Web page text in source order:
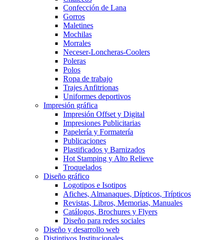
Confección de Lana
Gorros
Maletines
Mochilas
Morrales
Neceser-Loncheras-Coolers
Poleras
Polos
Ropa de trabajo
Trajes Anfitrionas
Uniformes deportivos
Impresión gráfica
Impresión Offset y Digital
Impresiones Publicitarias
Papelería y Formatería
Publicaciones
Plastificados y Barnizados
Hot Stamping y Alto Relieve
Troquelados
Diseño gráfico
Logotipos e Isotipos
Afiches, Almanaques, Dípticos, Trípticos
Revistas, Libros, Memorias, Manuales
Catálogos, Brochures y Flyers
Diseño para redes sociales
Diseño y desarrollo web
Distintivos Institucionales